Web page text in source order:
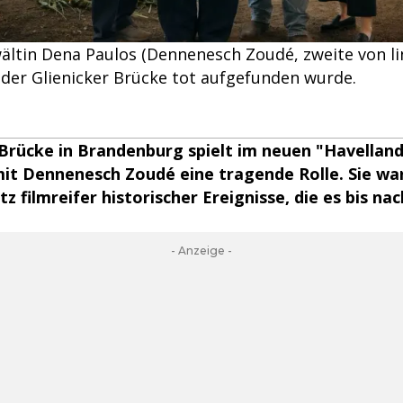
Dena Paulos (Dennenesch Zoudé, zweite von
Glienicker Brücke tot aufgefunden wurde.
in Brandenburg spielt im neuen
Dennenesch Zoudé eine tragende Rolle. Sie
filmreifer historischer Ereignisse, die es bis
- Anzeige -